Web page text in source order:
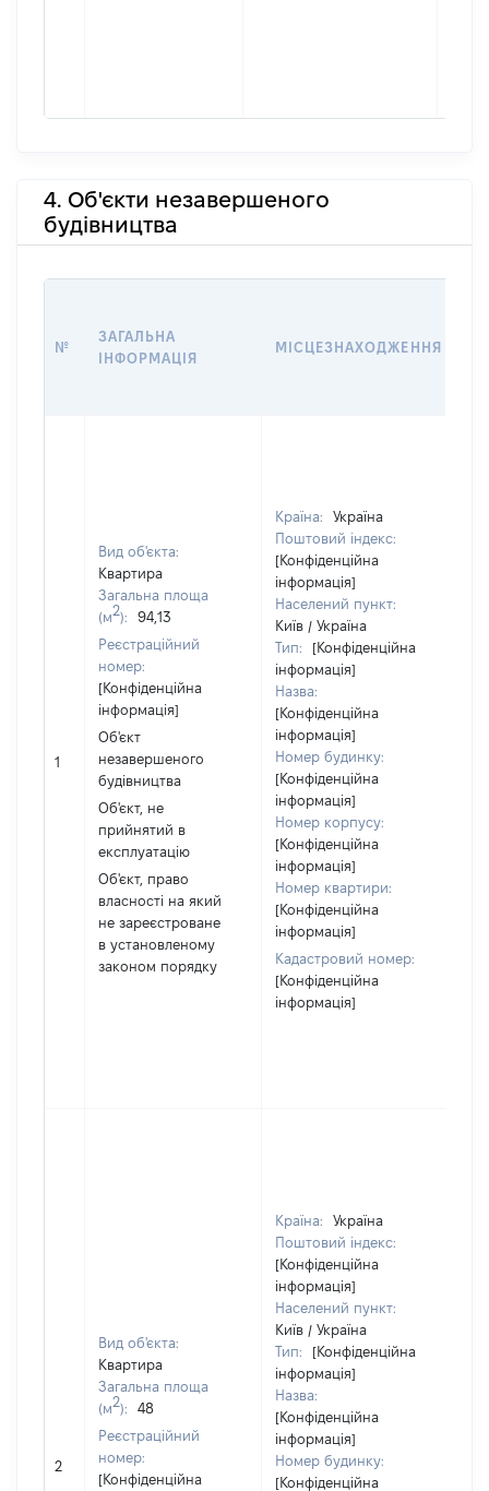
4. Об'єкти незавершеного
будівництва
№
ЗАГАЛЬНА
ІНФОРМАЦІЯ
МІСЦЕЗНАХОДЖЕННЯ
1
Вид об'єкта:
Квартира
Загальна площа
(м2):
94,13
Реєстраційний
номер:
[Конфіденційна
інформація]
Об'єкт
незавершеного
будівництва
Об'єкт, не
прийнятий в
експлуатацію
Об'єкт, право
власності на який
не зареєстроване
в установленому
законом порядку
Країна:
Україна
Поштовий індекс:
[Конфіденційна
інформація]
Населений пункт:
Київ / Україна
Тип:
[Конфіденційна
інформація]
Назва:
[Конфіденційна
інформація]
Номер будинку:
[Конфіденційна
інформація]
Номер корпусу:
[Конфіденційна
інформація]
Номер квартири:
[Конфіденційна
інформація]
Кадастровий номер:
[Конфіденційна
інформація]
2
Вид об'єкта:
Квартира
Загальна площа
(м2):
48
Реєстраційний
номер:
[Конфіденційна
Країна:
Україна
Поштовий індекс:
[Конфіденційна
інформація]
Населений пункт:
Київ / Україна
Тип:
[Конфіденційна
інформація]
Назва:
[Конфіденційна
інформація]
Номер будинку:
[Конфіденційна